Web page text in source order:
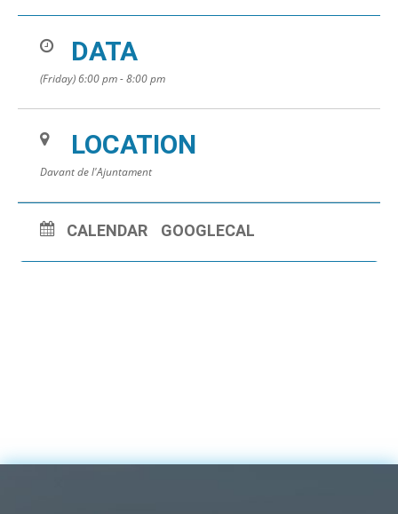
DATA
(Friday) 6:00 pm - 8:00 pm
LOCATION
Davant de l'Ajuntament
CALENDAR GOOGLECAL